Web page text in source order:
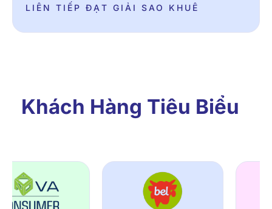
LIÊN TIẾP ĐẠT GIẢI SAO KHUÊ
Khách Hàng Tiêu Biểu